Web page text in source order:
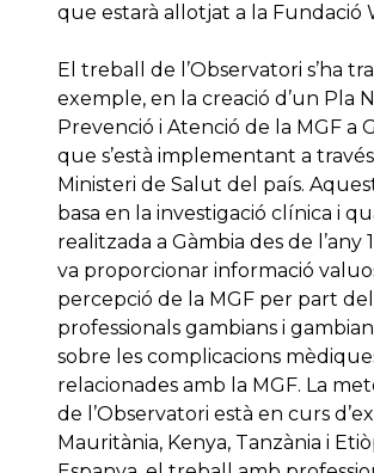
que estarà allotjat a la Fundació
El treball de l’Observatori s’ha
exemple, en la creació d’un Pla
Prevenció i Atenció de la MGF a
que s’està implementant a
Ministeri de Salut del país.
basa en la investigació clínica i
realitzada a Gàmbia des de l’any
va proporcionar informació
percepció de la MGF per part
professionals gambians i
sobre les complicacions
relacionades amb la MGF. La
de l’Observatori està en curs
Mauritània, Kenya, Tanzània i